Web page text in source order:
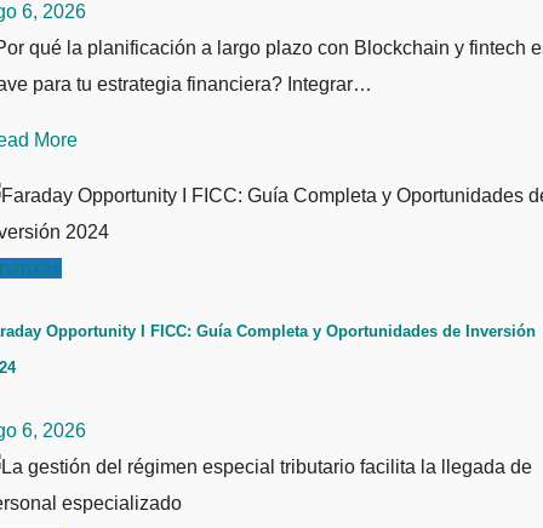
6, 2026
qué la planificación a largo plazo con Blockchain y fintech
para tu estrategia financiera? Integrar…
More
Opportunity I FICC: Guía Completa y Oportunidades de Inversión
6, 2026